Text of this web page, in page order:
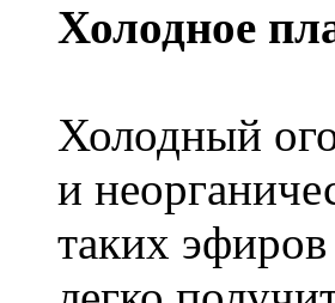
Холодное
Холодный
и
таких